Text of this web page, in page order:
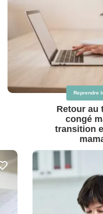
Reprendre
Retour au
congé
transition